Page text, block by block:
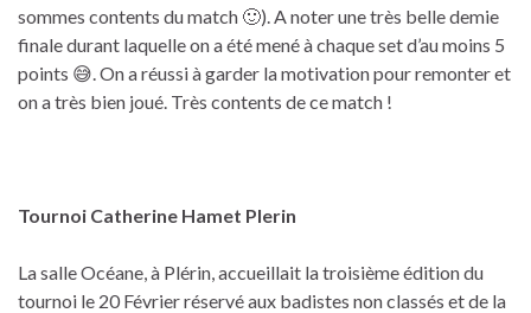
sommes contents du match 🙂). A noter une très belle demie
finale durant laquelle on a été mené à chaque set d’au moins 5
points 😅. On a réussi à garder la motivation pour remonter et
on a très bien joué. Très contents de ce match !
Tournoi Catherine Hamet Plerin
La salle Océane, à Plérin, accueillait la troisième édition du
tournoi le 20 Février réservé aux badistes non classés et de la